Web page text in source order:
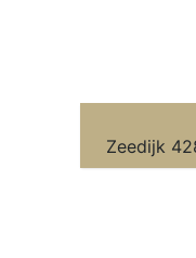
Zeedijk